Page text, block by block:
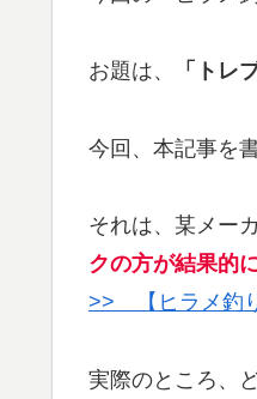
お題は、 「トレ
今回、本記事を
それは、某メー
クの方が結果的
>> 【ヒラメ釣
実際のところ、